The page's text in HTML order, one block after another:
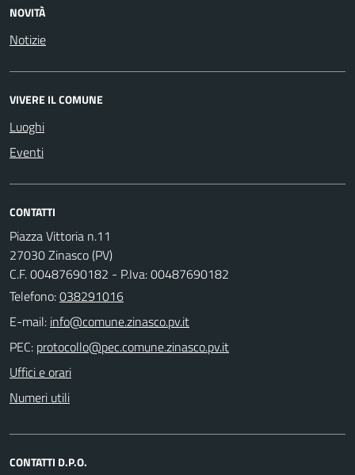
NOVITÀ
Notizie
VIVERE IL COMUNE
Luoghi
Eventi
CONTATTI
Piazza Vittoria n.11
27030 Zinasco (PV)
C.F. 00487690182 - P.Iva: 00487690182
Telefono:038291016
E-mail:
PEC:
Uffici e orari
Numeri utili
CONTATTI D.P.O.